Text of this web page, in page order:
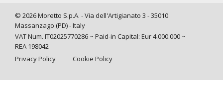
© 2026 Moretto S.p.A. - Via dell'Artigianato 3 - 35010
Massanzago (PD) - Italy
VAT Num. IT02025770286 ~ Paid-in Capital: Eur 4.000.000 ~
REA 198042
Privacy Policy
Cookie Policy